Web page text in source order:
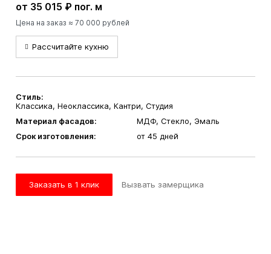
от 35 015 ₽ пог. м
Цена на заказ ≈ 70 000 рублей
Рассчитайте кухню
Стиль:
Классика, Неоклассика, Кантри, Студия
Материал фасадов:
МДФ, Стекло, Эмаль
Срок изготовления:
от 45 дней
Заказать в 1 клик Вызвать замерщика